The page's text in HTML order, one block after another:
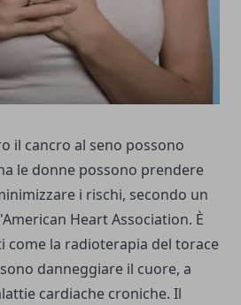
il cancro al seno possono
le donne possono prendere
i rischi, secondo un
Heart Association. È
come la radioterapia del torace
danneggiare il cuore, a
cardiache croniche. Il